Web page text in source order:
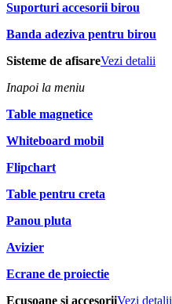
Suporturi accesorii birou
Banda adeziva pentru birou
Sisteme de afisareVezi detalii
Inapoi la meniu
Table magnetice
Whiteboard mobil
Flipchart
Table pentru creta
Panou pluta
Avizier
Ecrane de proiectie
Ecusoane si accesoriiVezi detalii